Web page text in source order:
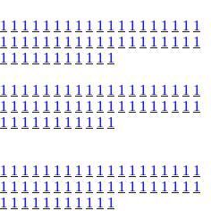
1 1 1 1 1 1 1 1 1 1 1 1 1 1 1 1 1 1 1
1 1 1 1 1 1 1 1 1 1 1 1 1 1 1 1 1 1 1
1 1 1 1 1 1 1 1 1 1 1
1 1 1 1 1 1 1 1 1 1 1 1 1 1 1 1 1 1 1
1 1 1 1 1 1 1 1 1 1 1 1 1 1 1 1 1 1 1
1 1 1 1 1 1 1 1 1 1 1
1 1 1 1 1 1 1 1 1 1 1 1 1 1 1 1 1 1 1
1 1 1 1 1 1 1 1 1 1 1 1 1 1 1 1 1 1 1
1 1 1 1 1 1 1 1 1 1 1